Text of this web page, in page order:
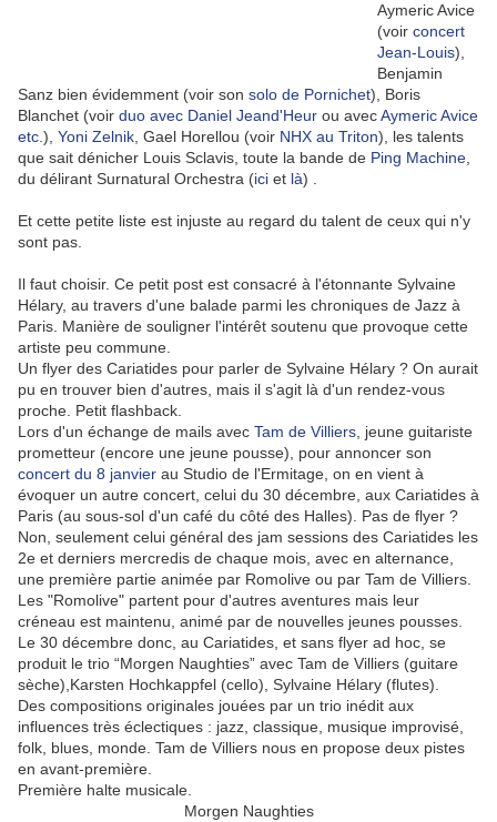
Aymeric Avice
(voir concert
Jean-Louis),
Benjamin
Sanz bien évidemment (voir son solo de Pornichet), Boris
Blanchet (voir duo avec Daniel Jeand'Heur ou avecAymeric Avice
etc. ), Yoni Zelnik , Gael Horellou (voir NHX au Triton), les talents
que sait dénicher Louis Sclavis, toute la bande de Ping Machine
du délirant Surnatural Orchestra (ici et là) .
Et cette petite liste est injuste au regard du talent de ceux qui n'y
sont pas.
Il faut choisir. Ce petit post est consacré à l'étonnante Sylvaine
Hélary, au travers d'une balade parmi les chroniques de Jazz à
Paris. Manière de souligner l'intérêt soutenu que provoque cette
artiste peu commune.
Un flyer des Cariatides pour parler de Sylvaine Hélary ? On aurait
pu en trouver bien d'autres, mais il s'agit là d'un rendez-vous
proche. Petit flashback.
Lors d'un échange de mails avec Tam de Villiers , jeune guitariste
prometteur (encore une jeune pousse), pour annoncer son
concert du 8 janvier au Studio de l'Ermitage, on en vient à
évoquer un autre concert, celui du 30 décembre, aux Cariatides à
Paris (au sous-sol d'un café du côté des Halles). Pas de flyer ?
Non, seulement celui général des jam sessions des Cariatides les
2e et derniers mercredis de chaque mois, avec en alternance,
une première partie animée par Romolive ou par Tam de Villiers.
Les "Romolive" partent pour d'autres aventures mais leur
créneau est maintenu, animé par de nouvelles jeunes pousses.
Le 30 décembre donc, au Cariatides, et sans flyer ad hoc, se
produit le trio “Morgen Naughties” avec Tam de Villiers (guitare
sèche),Karsten Hochkappfel (cello), Sylvaine Hélary (flutes).
Des compositions originales jouées par un trio inédit aux
influences très éclectiques : jazz, classique, musique improvisé,
folk, blues, monde. Tam de Villiers nous en propose deux pistes
en avant-première.
Première halte musicale.
Morgen Naughties